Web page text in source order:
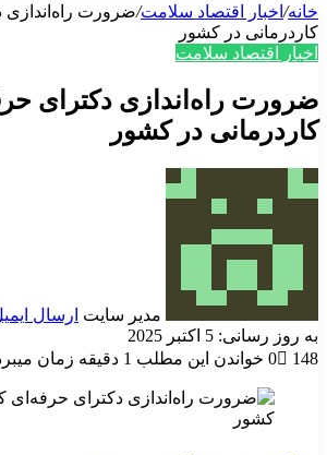
خانه/ اخبار اقتصاد سلامت/ضرورت راه‌اندازی
کاردرمانی در کشور
اخبار اقتصاد سلامت
ضرورت راه‌اندازی دکترای
کاردرمانی در کشور
مدیر سایت ارسال
به روز رسانی: 5 اکتبر 2025
0
148 خواندن این مطلب 1 دقیقه زمان میبرد